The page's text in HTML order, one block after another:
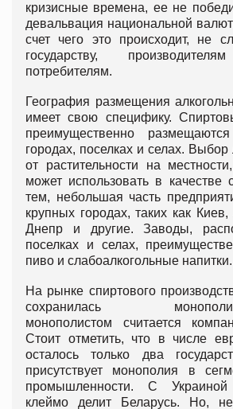
кризисные времена, ее не
девальвация национальной
счет чего это происходит, не
государству,
потребителям.
География размещения
имеет свою специфику.
преимущественно
городах, поселках и селах. Выбор
от растительности на
может использовать в качестве
тем, небольшая часть
крупных городах, таких как
Днепр и другие. Заводы,
поселках и селах,
пиво и слабоалкогольные напитки.
На рынке спиртового
сохранилась
монополистом считается
Стоит отметить, что в числе
осталось только два
присутствует монополия в
промышленности. С
клеймо делит Беларусь. Но,